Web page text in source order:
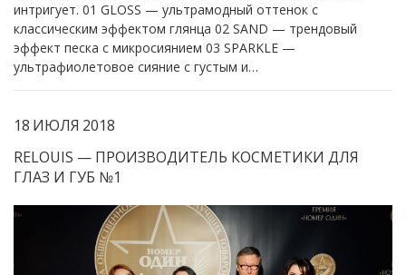
интригует. 01 GLOSS — ультрамодный оттенок с
классическим эффектом глянца 02 SAND — трендовый
эффект песка с микросиянием 03 SPARKLE —
ультрафиолетовое сияние с густым и…
18 ИЮЛЯ 2018
RELOUIS — ПРОИЗВОДИТЕЛЬ КОСМЕТИКИ ДЛЯ
ГЛАЗ И ГУБ №1